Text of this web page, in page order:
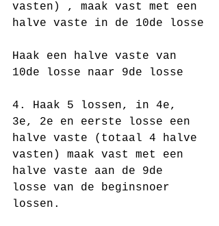
vasten) , maak vast met een
halve vaste in de 10de losse
Haak een halve vaste van
10de losse naar 9de losse
4. Haak 5 lossen, in 4e,
3e, 2e en eerste losse een
halve vaste (totaal 4 halve
vasten) maak vast met een
halve vaste aan de 9de
losse van de beginsnoer
lossen.